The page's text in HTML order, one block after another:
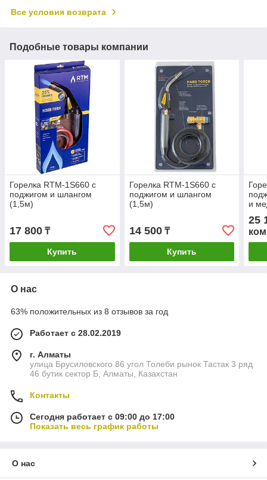
Все условия возврата
Подобные товары компании
Горелка RTM-1S660 с
поджигом и шлангом
(1,5м)
17 800 ₸
Купить
Горелка RTM-1S660 с
поджигом и шлангом
(1,5м)
14 500₸
Купить
и
25
О нас
63% положительных из 8 отзывов за год
Работает с 28.02.2019
г. Алматы
улица Брусиловского 86 угол Толеби рынок Тастак 3 ряд
46 бутик сектор Б, Алматы, Казахстан
Контакты
Сегодня работает с 09:00 до 17:00
Показать весь график работы
О нас